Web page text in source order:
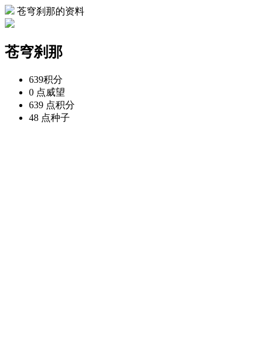
苍穹刹那的资料
苍穹刹那
639积分
0 点威望
639 点积分
48 点种子